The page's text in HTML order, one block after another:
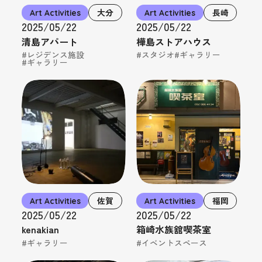
Art Activities 大分
2025/05/22
清島アパート
#レジデンス施設
#ギャラリー
Art Activities 長崎
2025/05/22
樺島ストアハウス
#スタジオ#ギャラリー
Art Activities 佐賀
2025/05/22
kenakian
#ギャラリー
Art Activities 福岡
2025/05/22
箱崎水族舘喫茶室
#イベントスペース